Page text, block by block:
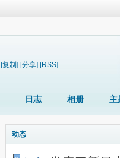
[复制] [分享] [RSS]
日志 相册 主
动态